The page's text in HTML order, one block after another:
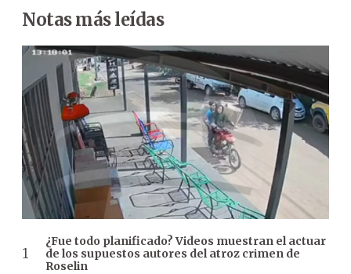
Notas más leídas
¿Fue todo planificado? Videos muestran el actuar
de los supuestos autores del atroz crimen de
Roselin